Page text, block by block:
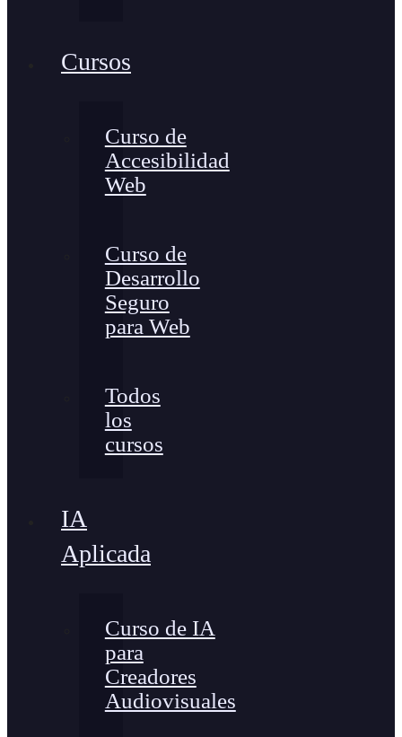
Cursos
Curso de
Accesibilidad
Web
Curso de
Desarrollo
Seguro
para Web
Todos
los
cursos
IA
Aplicada
Curso de IA
para
Creadores
Audiovisuales